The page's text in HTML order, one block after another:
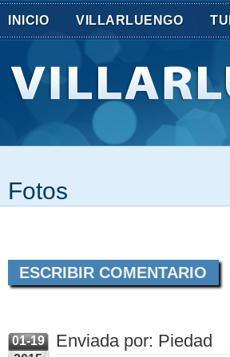
INICIO VILLARLUENGO
Fotos
ESCRIBIR COMENTARIO
01-19
Enviada por: Piedad